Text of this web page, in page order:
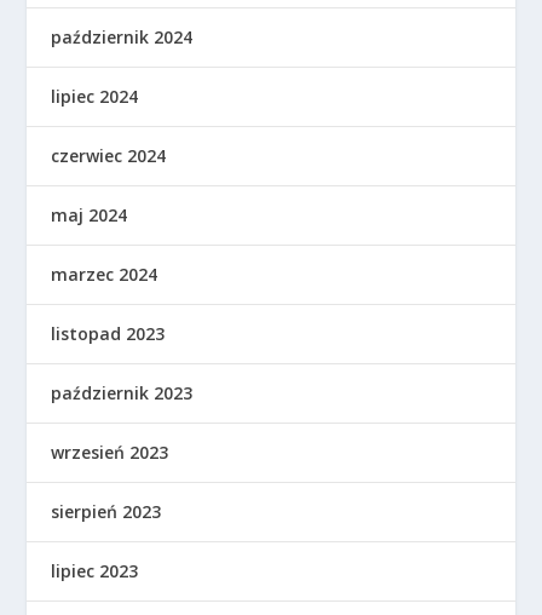
październik 2024
lipiec 2024
czerwiec 2024
maj 2024
marzec 2024
listopad 2023
październik 2023
wrzesień 2023
sierpień 2023
lipiec 2023